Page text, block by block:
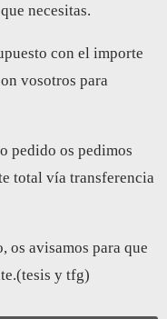
necesitas.
con el importe
vosotros para
pedido os pedimos
total vía transferencia
os avisamos para que
y tfg)